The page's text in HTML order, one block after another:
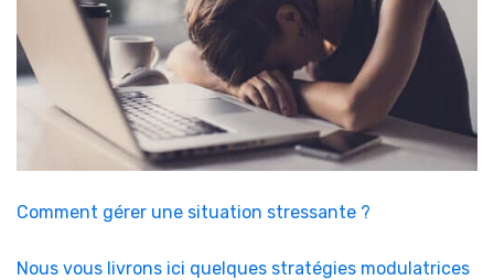
Comment gérer une situation stressante ?
Nous vous livrons ici quelques stratégies modulatrices